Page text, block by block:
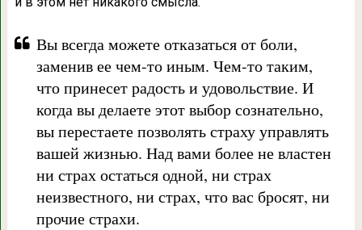
Вы всегда можете отказаться от боли,
заменив ее чем-то иным. Чем-то таким,
что принесет радость и удовольствие. И
когда вы делаете этот выбор сознательно,
вы перестаете позволять страху управлять
вашей жизнью. Над вами более не властен
ни страх остаться одной, ни страх
неизвестного, ни страх, что вас бросят, ни
прочие страхи.